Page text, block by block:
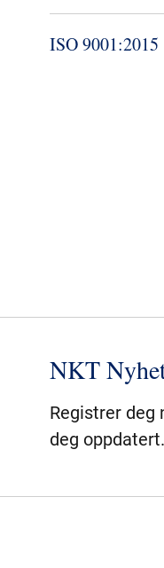
ISO 9001:2015
NKT
Registrer deg
deg oppdatert.